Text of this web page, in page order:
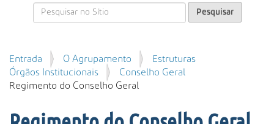
e
i
s
a
P
e
s
Entrada O Agrupamento
Estruturas
Órgãos Institucionais
Conselho Geral
Regimento do Conselho Geral